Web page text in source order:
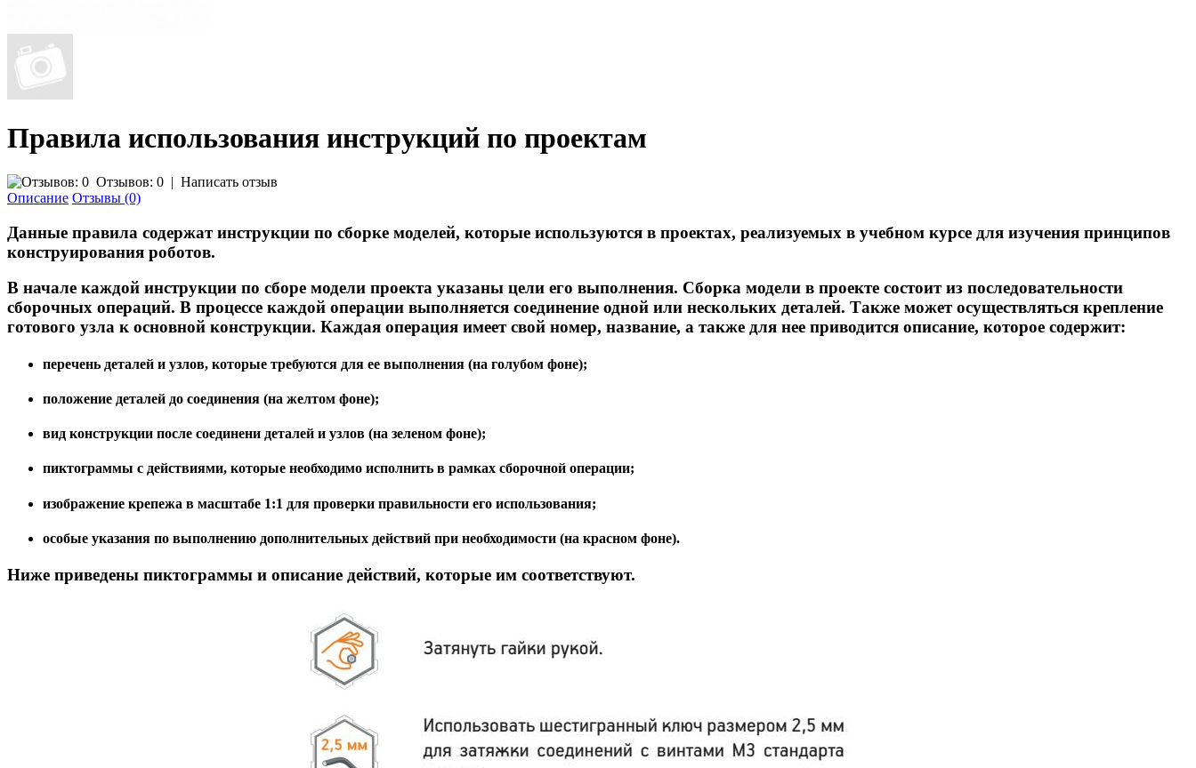
Правила использования инструкций по проектам
Отзывов: 0 | Написать отзыв
Описание Отзывы (0)
Данные правила содержат инструкции по сборке моделей, которые используются в проектах, реализуемых в учебном курсе для изучения принципов
конструирования роботов.
В начале каждой инструкции по сборе модели проекта указаны цели его выполнения. Сборка модели в проекте состоит из последовательности
сборочных операций. В процессе каждой операции выполняется соединение одной или нескольких деталей. Также может осуществляться крепление
готового узла к основной конструкции. Каждая операция имеет свой номер, название, а также для нее приводится описание, которое содержит:
перечень деталей и узлов, которые требуются для ее выполнения (на голубом фоне);
положение деталей до соединения (на желтом фоне);
вид конструкции после соединени деталей и узлов (на зеленом фоне);
пиктограммы с действиями, которые необходимо исполнить в рамках сборочной операции;
изображение крепежа в масштабе 1:1 для проверки правильности его использования;
особые указания по выполнению дополнительных действий при необходимости (на красном фоне).
Ниже приведены пиктограммы и описание действий, которые им соответствуют.